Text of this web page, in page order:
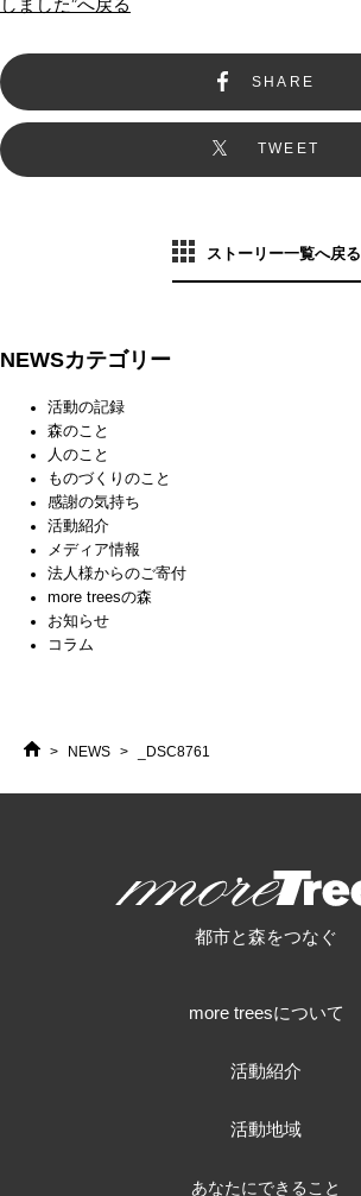
しました”へ戻る
SHARE
TWEET
ストーリー一覧へ戻る
NEWSカテゴリー
活動の記録
森のこと
人のこと
ものづくりのこと
感謝の気持ち
活動紹介
メディア情報
法人様からのご寄付
more treesの森
お知らせ
コラム
> NEWS > _DSC8761
都市と森をつなぐ
more treesについて
活動紹介
活動地域
あなたにできること